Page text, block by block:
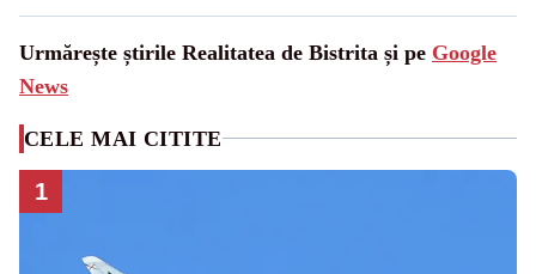
Urmărește știrile Realitatea de Bistrita și pe Google
News
CELE MAI CITITE
1